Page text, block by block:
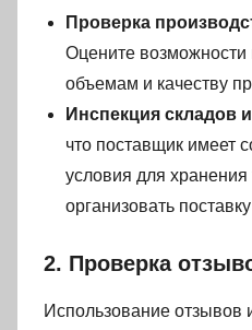
Проверка
Оцените возможности
объемам и качеству
Инспекция складов
что поставщик имеет
условия для
организовать
2. Проверка
Использование отзывов